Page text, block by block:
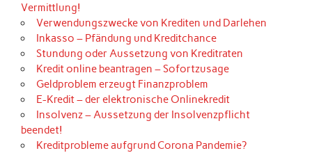
Vermittlung!
Verwendungszwecke von Krediten und Darlehen
Inkasso – Pfändung und Kreditchance
Stundung oder Aussetzung von Kreditraten
Kredit online beantragen – Sofortzusage
Geldproblem erzeugt Finanzproblem
E-Kredit – der elektronische Onlinekredit
Insolvenz – Aussetzung der Insolvenzpflicht
beendet!
Kreditprobleme aufgrund Corona Pandemie?